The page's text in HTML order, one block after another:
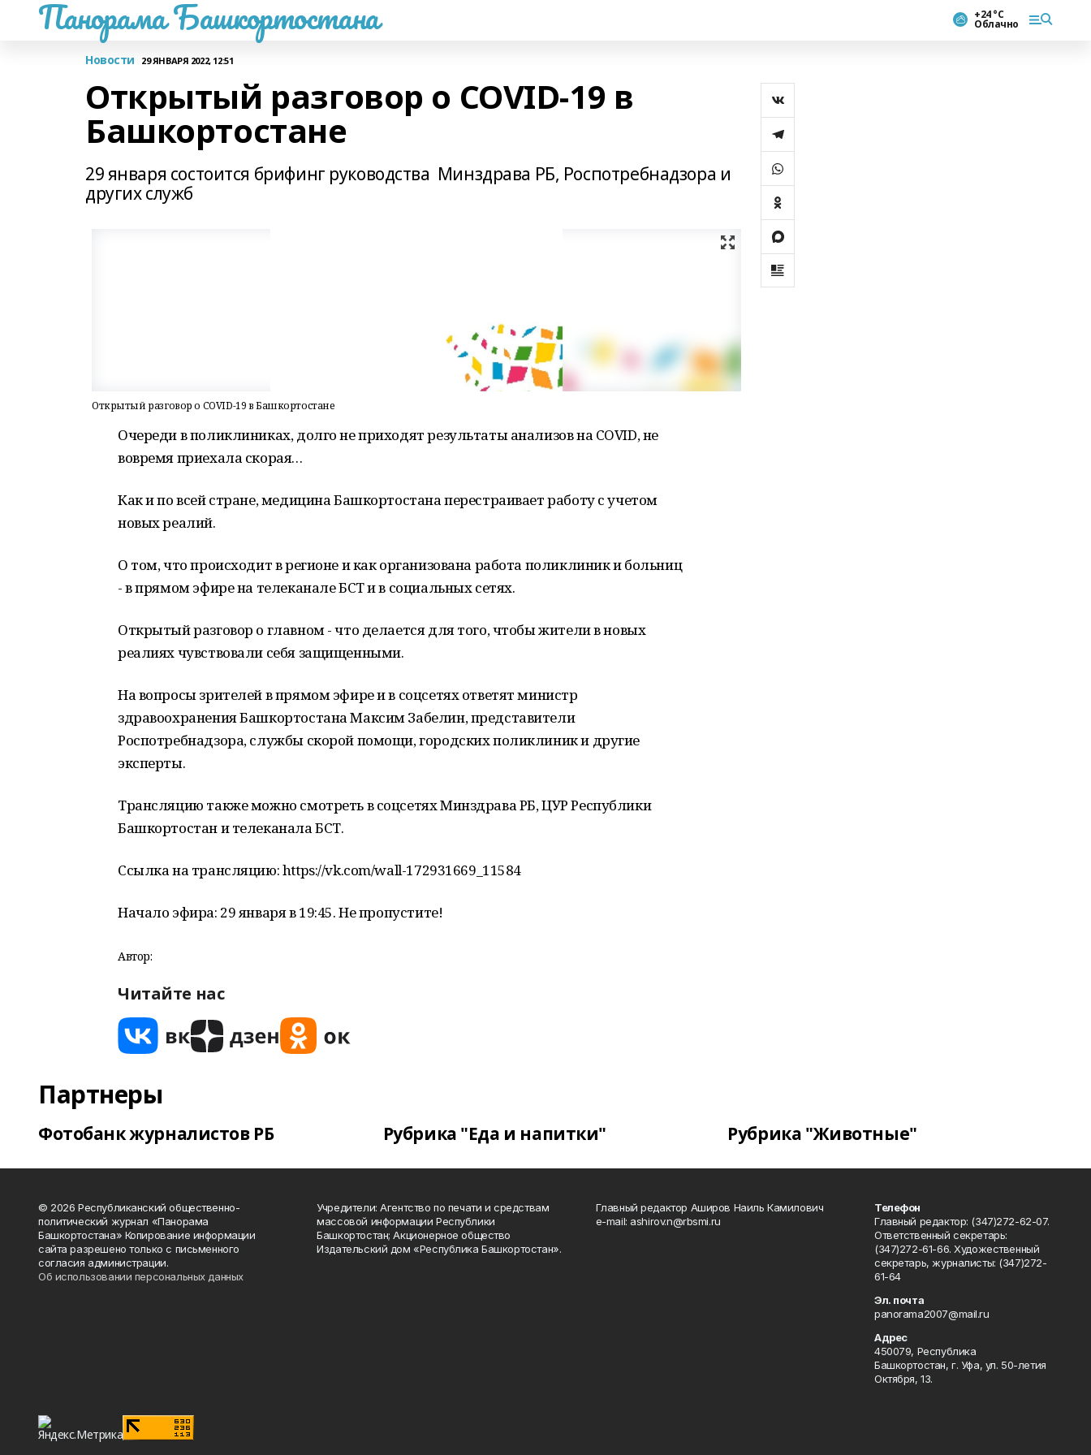
Панорама Башкортостана +24 °С
Облачно
Новости 29 ЯНВАРЯ 2022, 12:51
Открытый разговор о COVID-19 в
Башкортостане
29 января состоится брифинг руководства Минздрава РБ, Роспотребнадзора и
других служб
Открытый разговор о COVID-19 в Башкортостане
Очереди в поликлиниках, долго не приходят результаты анализов на COVID, не
вовремя приехала скорая…
Как и по всей стране, медицина Башкортостана перестраивает работу с учетом
новых реалий.
О том, что происходит в регионе и как организована работа поликлиник и больниц
- в прямом эфире на телеканале БСТ и в социальных сетях.
Открытый разговор о главном - что делается для того, чтобы жители в новых
реалиях чувствовали себя защищенными.
На вопросы зрителей в прямом эфире и в соцсетях ответят министр
здравоохранения Башкортостана Максим Забелин, представители
Роспотребнадзора, службы скорой помощи, городских поликлиник и другие
эксперты.
Трансляцию также можно смотреть в соцсетях Минздрава РБ, ЦУР Республики
Башкортостан и телеканала БСТ.
Ссылка на трансляцию: https://vk.com/wall-172931669_11584
Начало эфира: 29 января в 19:45. Не пропустите!
Автор:
Читайте нас
Партнеры
Фотобанк журналистов РБ Рубрика "Еда и напитки" Рубрика "Животные"
© 2026 Республиканский общественно-
политический журнал «Панорама
Башкортостана» Копирование информации
сайта разрешено только с письменного
согласия администрации.
Об использовании персональных данных
Учредители: Агентство по печати и средствам
массовой информации Республики
Башкортостан; Акционерное общество
Издательский дом «Республика Башкортостан».
Главный редактор Аширов Наиль Камилович
e-mail: ashirov.n@rbsmi.ru
Телефон
Главный редактор: (347)272-62-07.
Ответственный секретарь:
(347)272-61-66. Художественный
секретарь, журналисты: (347)272-
61-64
Эл. почта
panorama2007@mail.ru
Адрес
450079, Республика
Башкортостан, г. Уфа, ул. 50-летия
Октября, 13.